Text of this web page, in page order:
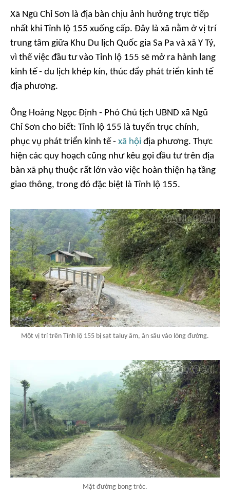
Xã Ngũ Chỉ Sơn là địa bàn chịu ảnh hưởng trực tiếp
nhất khi Tỉnh lộ 155 xuống cấp. Đây là xã nằm ở vị trí
trung tâm giữa Khu Du lịch Quốc gia Sa Pa và xã Y Tý,
vì thế việc đầu tư vào Tỉnh lộ 155 sẽ mở ra hành lang
kinh tế - du lịch khép kín, thúc đẩy phát triển kinh tế
địa phương.
Ông Hoàng Ngọc Định - Phó Chủ tịch UBND xã Ngũ
Chỉ Sơn cho biết: Tỉnh lộ 155 là tuyến trục chính,
phục vụ phát triển kinh tế - xã hội địa phương. Thực
hiện các quy hoạch cũng như kêu gọi đầu tư trên địa
bàn xã phụ thuộc rất lớn vào việc hoàn thiện hạ tầng
giao thông, trong đó đặc biệt là Tỉnh lộ 155.
Một vị trí trên Tỉnh lộ 155 bị sạt taluy âm, ăn sâu vào lòng đường.
Mặt đường bong tróc.